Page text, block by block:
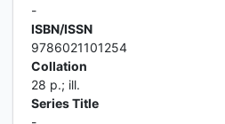
-
ISBN/ISSN
9786021101254
Collation
28 p.; ill.
Series Title